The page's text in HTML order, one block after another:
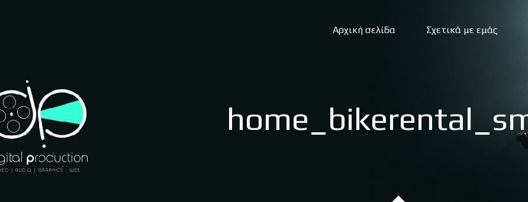
Αρχική σελίδα Σχετικά με εμάς